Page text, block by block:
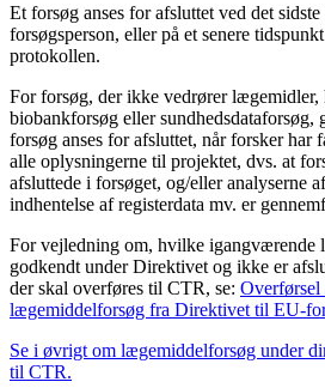
Et forsøg anses for afsluttet ved det
forsøgsperson, eller på et senere
protokollen.
For forsøg, der ikke vedrører lægemidler,
biobankforsøg eller sundhedsdataforsøg,
forsøg anses for afsluttet, når forsker
alle oplysningerne til projektet, dvs. at
afsluttede i forsøget, og/eller analyserne
indhentelse af registerdata mv. er
For vejledning om, hvilke igangværende
godkendt under Direktivet og ikke er
der skal overføres til CTR, se:
lægemiddelforsøg fra Direktivet til EU-
Se i øvrigt om lægemiddelforsøg under
til CTR.